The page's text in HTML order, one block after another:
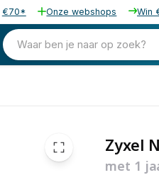
€70* Onze webshops Win
Waar ben je naar op zoek?
Zyxel
met 1
1.820,66 excl. btw
2.203,00 incl. btw